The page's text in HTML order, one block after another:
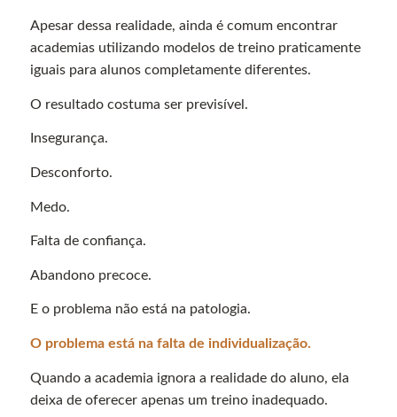
Apesar dessa realidade, ainda é comum encontrar
academias utilizando modelos de treino praticamente
iguais para alunos completamente diferentes.
O resultado costuma ser previsível.
Insegurança.
Desconforto.
Medo.
Falta de confiança.
Abandono precoce.
E o problema não está na patologia.
O problema está na falta de individualização.
Quando a academia ignora a realidade do aluno, ela
deixa de oferecer apenas um treino inadequado.